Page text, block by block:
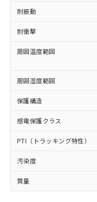
耐振動
耐衝撃
周囲温度範囲
周囲湿度範囲
保護構造
感電保護クラス
PTI（トラッキング特性）
汚染度
質量
記載して
タに基づ
覧された
準価格と
正式な納
様のお取
ムロン制
オムロン
販
ください。
在庫状況
事前の承
示しない
マイパー
ビス）を
メンバー
鉛(Pb) 1000ppm以
六価クロム(Cr(Ⅵ))
類(PBB) 1000ppm
(PBDE) 1000ppm以
ル) (DEHP)(別名：
ルベンジル（BBP
（DBP）
(DIBP) 1000ppm以下
但し、RoHS指令で
適用除外項目は除く。
フタル酸エステル類
図的な使用がない
※2 対応予定月
部品在庫の切
月が前後する
*中国RoHS10物質
Pb(鉛) :1000ppm
Cr(Ⅵ)(六価クロム) :
ニル類) : 1000ppm
ル) : 1000ppm、
DEHP(フタル酸ビ
※2 環境保護
「ｅ」：有害物
準値以下であ
「10」：通常
質が外部に漏
及ぼさない年
（以下｢
または国
国政府の
可)を取
当社は規
全に破砕
いよう必
当社は貴
ル、化学
武器並び
使用いたし
当社は、
場合は、
該第三者
販売先お
法に輸出
り引きを
○ 一定
△ 一定
在庫
いて
たは
機器
認くだ
受注
情報